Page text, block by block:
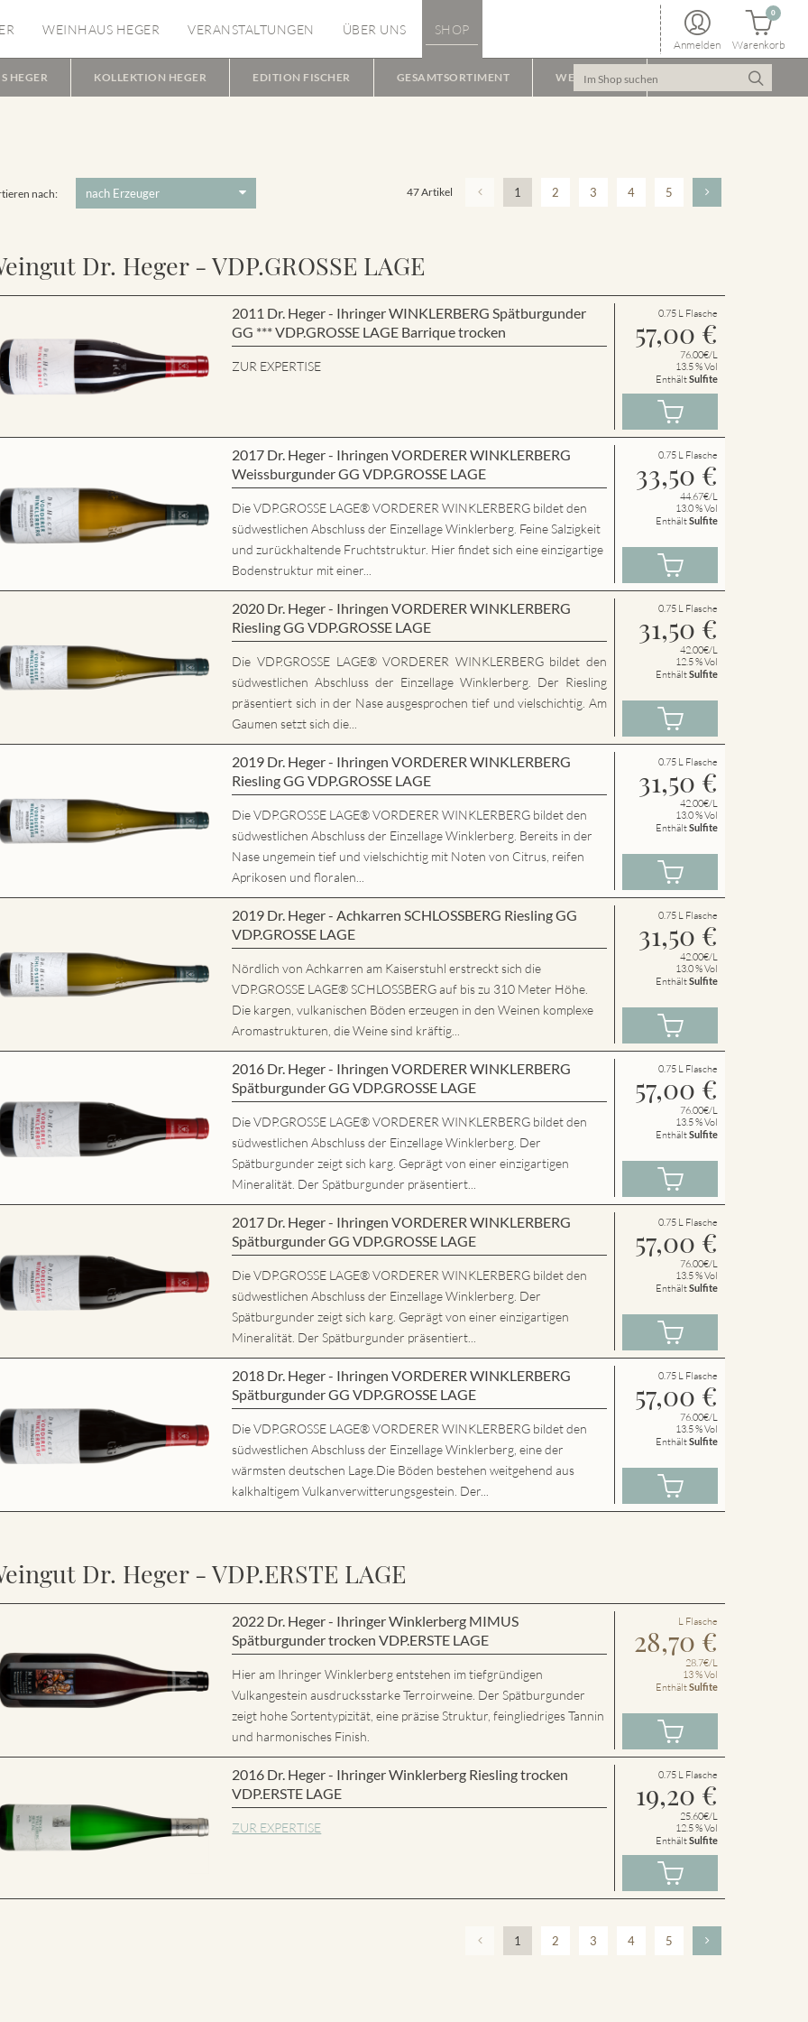
WEINHAUS HEGER VERANSTALTUNGEN ÜBER UNS SHOP
Anmelden Warenkorb
0
HEGER KOLLEKTION HEGER EDITION FISCHER GESAMTSORTIMENT WEINPAKET
nach: 47 Artikel 1 2 3 4 5
Dr. Heger - VDP.GROSSE LAGE
2011 Dr. Heger - Ihringer WINKLERBERG Spätburgunder
GG *** VDP.GROSSE LAGE Barrique trocken
ZUR EXPERTISE
0.75 L Flasche
57,00 €
76.00€/L
13.5 % Vol
EnthältSulfite
2017 Dr. Heger - Ihringen VORDERER WINKLERBERG
Weissburgunder GG VDP.GROSSE LAGE
Die VDP.GROSSE LAGE® VORDERER WINKLERBERG bildet den
südwestlichen Abschluss der Einzellage Winklerberg. Feine Salzigkeit
und zurückhaltende Fruchtstruktur. Hier findet sich eine einzigartige
Bodenstruktur mit einer...
0.75 L Flasche
33,50 €
44.67€/L
13.0 % Vol
EnthältSulfite
2020 Dr. Heger - Ihringen VORDERER WINKLERBERG
Riesling GG VDP.GROSSE LAGE
Die VDP.GROSSE LAGE® VORDERER WINKLERBERG bildet den
südwestlichen Abschluss der Einzellage Winklerberg. Der Riesling
präsentiert sich in der Nase ausgesprochen tief und vielschichtig. Am
Gaumen setzt sich die...
0.75 L Flasche
31,50 €
42.00€/L
12.5 % Vol
EnthältSulfite
2019 Dr. Heger - Ihringen VORDERER WINKLERBERG
Riesling GG VDP.GROSSE LAGE
Die VDP.GROSSE LAGE® VORDERER WINKLERBERG bildet den
südwestlichen Abschluss der Einzellage Winklerberg. Bereits in der
Nase ungemein tief und vielschichtig mit Noten von Citrus, reifen
Aprikosen und floralen...
0.75 L Flasche
31,50 €
42.00€/L
13.0 % Vol
EnthältSulfite
2019 Dr. Heger - Achkarren SCHLOSSBERG Riesling GG
VDP.GROSSE LAGE
Nördlich von Achkarren am Kaiserstuhl erstreckt sich die
VDP.GROSSE LAGE® SCHLOSSBERG auf bis zu 310 Meter Höhe.
Die kargen, vulkanischen Böden erzeugen in den Weinen komplexe
Aromastrukturen, die Weine sind kräftig...
0.75 L Flasche
31,50 €
42.00€/L
13.0 % Vol
EnthältSulfite
2016 Dr. Heger - Ihringen VORDERER WINKLERBERG
Spätburgunder GG VDP.GROSSE LAGE
Die VDP.GROSSE LAGE® VORDERER WINKLERBERG bildet den
südwestlichen Abschluss der Einzellage Winklerberg. Der
Spätburgunder zeigt sich karg. Geprägt von einer einzigartigen
Mineralität. Der Spätburgunder präsentiert...
0.75 L Flasche
57,00 €
76.00€/L
13.5 % Vol
EnthältSulfite
2017 Dr. Heger - Ihringen VORDERER WINKLERBERG
Spätburgunder GG VDP.GROSSE LAGE
Die VDP.GROSSE LAGE® VORDERER WINKLERBERG bildet den
südwestlichen Abschluss der Einzellage Winklerberg. Der
Spätburgunder zeigt sich karg. Geprägt von einer einzigartigen
Mineralität. Der Spätburgunder präsentiert...
0.75 L Flasche
57,00 €
76.00€/L
13.5 % Vol
EnthältSulfite
2018 Dr. Heger - Ihringen VORDERER WINKLERBERG
Spätburgunder GG VDP.GROSSE LAGE
Die VDP.GROSSE LAGE® VORDERER WINKLERBERG bildet den
südwestlichen Abschluss der Einzellage Winklerberg, eine der
wärmsten deutschen Lage.Die Böden bestehen weitgehend aus
kalkhaltigem Vulkanverwitterungsgestein. Der...
0.75 L Flasche
57,00 €
76.00€/L
13.5 % Vol
EnthältSulfite
Dr. Heger - VDP.ERSTE LAGE
2022 Dr. Heger - Ihringer Winklerberg MIMUS
Spätburgunder trocken VDP.ERSTE LAGE
Hier am Ihringer Winklerberg entstehen im tiefgründigen
Vulkangestein ausdrucksstarke Terroirweine. Der Spätburgunder
zeigt hohe Sortentypizität, eine präzise Struktur, feingliedriges Tannin
und harmonisches Finish.
L Flasche
28,70 €
28.7€/L
13 % Vol
EnthältSulfite
2016 Dr. Heger - Ihringer Winklerberg Riesling trocken
VDP.ERSTE LAGE
ZUR EXPERTISE
0.75 L Flasche
19,20 €
25.60€/L
12.5 % Vol
EnthältSulfite
1 2 3 4 5